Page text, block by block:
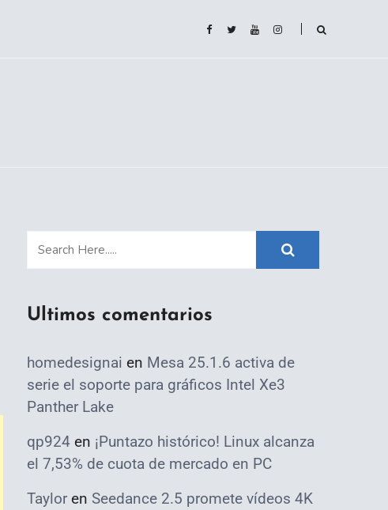
Ultimos comentarios
homedesignai en Mesa 25.1.6 activa de
serie el soporte para gráficos Intel Xe3
Panther Lake
qp924 en ¡Puntazo histórico! Linux alcanza
el 7,53% de cuota de mercado en PC
Taylor en Seedance 2.5 promete vídeos 4K